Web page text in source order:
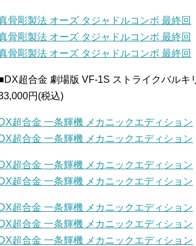
骨彫製法 オーズ タジャドルコンボ 最終回
骨彫製法 オーズ タジャドルコンボ 最終回
骨彫製法 オーズ タジャドルコンボ 最終回
超合金 劇場版 VF-1S ストライクバルキ
円(税込)
DX超合金 一条輝機 メカニックエディション
DX超合金 一条輝機 メカニックエディション
DX超合金 一条輝機 メカニックエディション
DX超合金 一条輝機 メカニックエディション
DX超合金 一条輝機 メカニックエディション
DX超合金 一条輝機 メカニックエディション
DX超合金 一条輝機 メカニックエディション